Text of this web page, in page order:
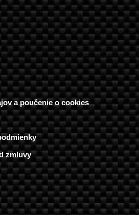
a poučenie o cookies
zmluvy